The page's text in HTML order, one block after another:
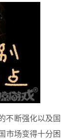
不断强化以及国
市场变得十分困